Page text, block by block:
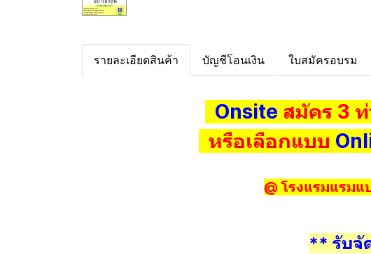
รายละเอียดสินค้า บัญชีโอนเงิน ใบสมัครอบรม
Onsite สมัคร 3
หรือเลือกแบบ
@ โรงแรมแรม
** รับจั